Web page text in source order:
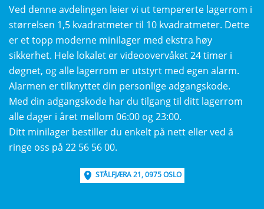
Ved denne avdelingen leier vi ut tempererte lagerrom i
størrelsen 1,5 kvadratmeter til 10 kvadratmeter. Dette
er et topp moderne minilager med ekstra høy
sikkerhet. Hele lokalet er videoovervåket 24 timer i
døgnet, og alle lagerrom er utstyrt med egen alarm.
Alarmen er tilknyttet din personlige adgangskode.
Med din adgangskode har du tilgang til ditt lagerrom
alle dager i året mellom 06:00 og 23:00.
Ditt minilager bestiller du enkelt på nett eller ved å
ringe oss på 22 56 56 00.
STÅLFJÆRA 21, 0975 OSLO